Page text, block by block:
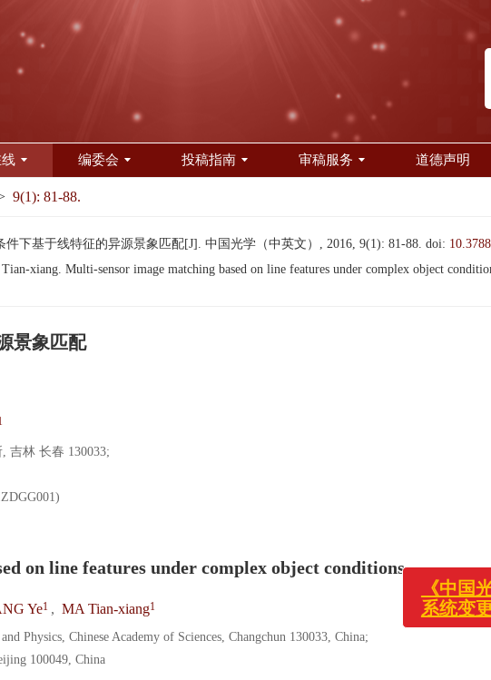
编委会 投稿指南 审稿服务 道德声明
9(1): 81-88.
下基于线特征的异源景象匹配[J]. 中国光学（中英文）, 2016, 9(1): 81-88. doi:
xiang. Multi-sensor image matching based on line features under complex object
景象匹配
吉林 长春 130033;
on line features under complex object conditions
Ye1 , MA Tian-xiang1
Physics, Chinese Academy of Sciences, Changchun 130033, China;
100049, China
《中国光学(